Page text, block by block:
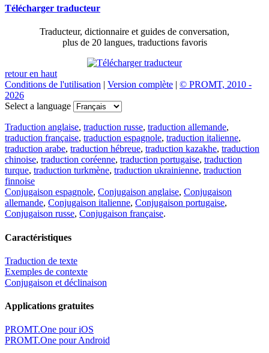
Télécharger traducteur
Traducteur, dictionnaire et guides de conversation,
plus de 20 langues, traductions favoris
retour en haut
Conditions de l'utilisation | Version complète | © PROMT, 2010 -
2026
Select a language
Traduction anglaise, traduction russe, traduction allemande,
traduction française, traduction espagnole, traduction italienne,
traduction arabe, traduction hébreue, traduction kazakhe, traduction
chinoise, traduction coréenne, traduction portugaise, traduction
turque, traduction turkmène, traduction ukrainienne, traduction
finnoise
Conjugaison espagnole, Conjugaison anglaise, Conjugaison
allemande, Conjugaison italienne, Conjugaison portugaise,
Conjugaison russe, Conjugaison française.
Caractéristiques
Traduction de texte
Exemples de contexte
Conjugaison et déclinaison
Applications gratuites
PROMT.One pour iOS
PROMT.One pour Android